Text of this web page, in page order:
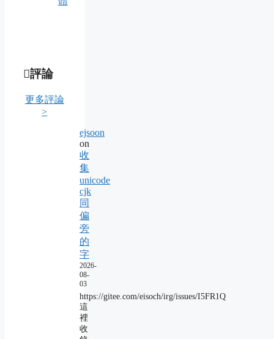
評論
更多評論
>
ejsoon
on
收
集
unicode
cjk
同
偏
旁
的
字
2026-
08-
03
https://gitee.com/eisoch/irg/issues/I5FR1Q
這
裡
收